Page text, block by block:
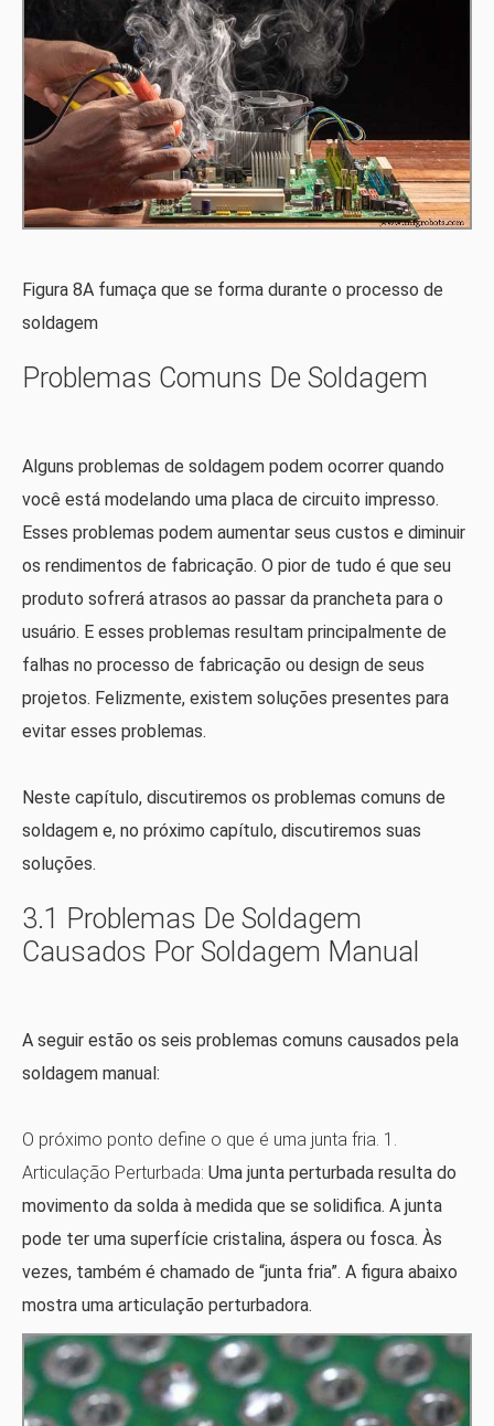
Figura 8A fumaça que se forma durante o processo de
soldagem
Problemas Comuns De Soldagem
Alguns problemas de soldagem podem ocorrer quando
você está modelando uma placa de circuito impresso.
Esses problemas podem aumentar seus custos e diminuir
os rendimentos de fabricação. O pior de tudo é que seu
produto sofrerá atrasos ao passar da prancheta para o
usuário. E esses problemas resultam principalmente de
falhas no processo de fabricação ou design de seus
projetos. Felizmente, existem soluções presentes para
evitar esses problemas.
Neste capítulo, discutiremos os problemas comuns de
soldagem e, no próximo capítulo, discutiremos suas
soluções.
3.1 Problemas De Soldagem
Causados ​​por Soldagem Manual
A seguir estão os seis problemas comuns causados ​​pela
soldagem manual:
O próximo ponto define o que é uma junta fria. 1.
Articulação Perturbada: Uma junta perturbada resulta do
movimento da solda à medida que se solidifica. A junta
pode ter uma superfície cristalina, áspera ou fosca. Às
vezes, também é chamado de “junta fria”. A figura abaixo
mostra uma articulação perturbadora.